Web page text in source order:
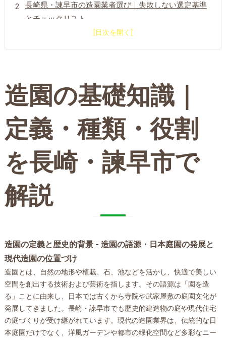
長崎県・諫早市の造園業者選び｜失敗しない選定基準
とチェックリスト
造園費用の目安と見積もり内訳｜剪定・伐採・草刈り
ごとの料金ガイド
諫早市で造園が選ばれる理由
会社概要
関連エリア
対応地域
造園の基礎知識｜
定義・種類・役割
を長崎・諫早市で
解説
造園の定義と歴史的背景 - 造園の語源・日本庭園の発展と
現代造園の位置づけ
造園とは、自然の地形や植栽、石、池などを活かし、快適で美しい
空間を創出する技術および芸術を指します。その語源は「園を造
る」ことに由来し、日本では古くから寺院や武家屋敷の庭園文化が
発展してきました。長崎・諫早市でも歴史的建造物の庭や現代住宅
の庭づくりが受け継がれています。現代の造園業界は、伝統的な日
本庭園だけでなく、洋風ガーデンや都市の緑化空間など多彩なニー